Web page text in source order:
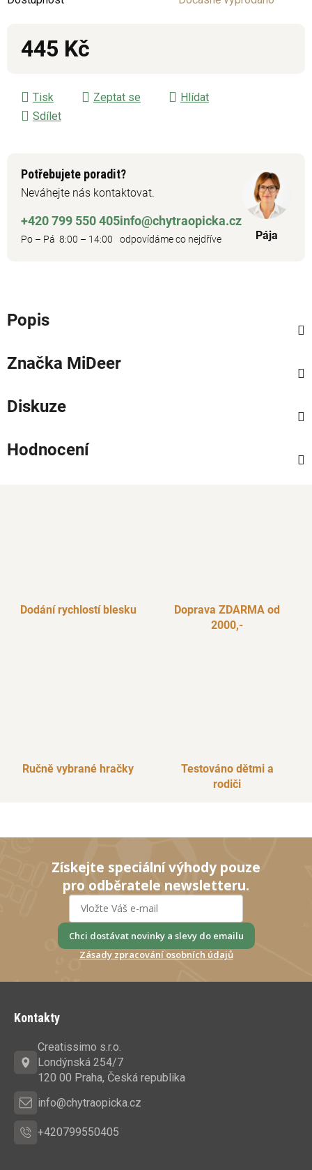
445 Kč
Tisk Zeptat se
Hlídat
Sdílet
Potřebujete poradit?
Neváhejte nás kontaktovat.
+420 799 550 405
Po – Pá 8:00 – 14:00
info@chytraopicka.cz
odpovídáme co nejdříve Pája
Popis
Značka MiDeer
Diskuze
Hodnocení
Dodání rychlostí blesku
Doprava ZDARMA od
2000,-
Ručně vybrané hračky
Testováno dětmi a
rodiči
Získejte speciální výhody pouze
pro odběratele newsletteru.
Chci dostávat novinky a slevy do emailu
Zásady zpracování osobních údajů
Kontakty
Creatissimo s.r.o.
Londýnská 254/7
120 00 Praha, Česká republika
info@chytraopicka.cz
+420799550405